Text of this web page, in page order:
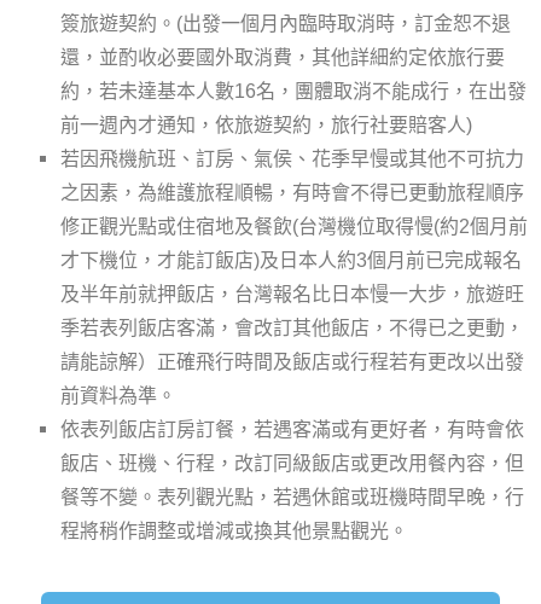
簽旅遊契約。(出發一個月內臨時取消時，訂金恕不退
還，並酌收必要國外取消費，其他詳細約定依旅行要
約，若未達基本人數16名，團體取消不能成行，在出發
前一週內才通知，依旅遊契約，旅行社要賠客人)
若因飛機航班、訂房、氣侯、花季早慢或其他不可抗力
之因素，為維護旅程順暢，有時會不得已更動旅程順序
修正觀光點或住宿地及餐飲(台灣機位取得慢(約2個月前
才下機位，才能訂飯店)及日本人約3個月前已完成報名
及半年前就押飯店，台灣報名比日本慢一大步，旅遊旺
季若表列飯店客滿，會改訂其他飯店，不得已之更動，
請能諒解）正確飛行時間及飯店或行程若有更改以出發
前資料為準。
依表列飯店訂房訂餐，若遇客滿或有更好者，有時會依
飯店、班機、行程，改訂同級飯店或更改用餐內容，但
餐等不變。表列觀光點，若遇休館或班機時間早晚，行
程將稍作調整或增減或換其他景點觀光。